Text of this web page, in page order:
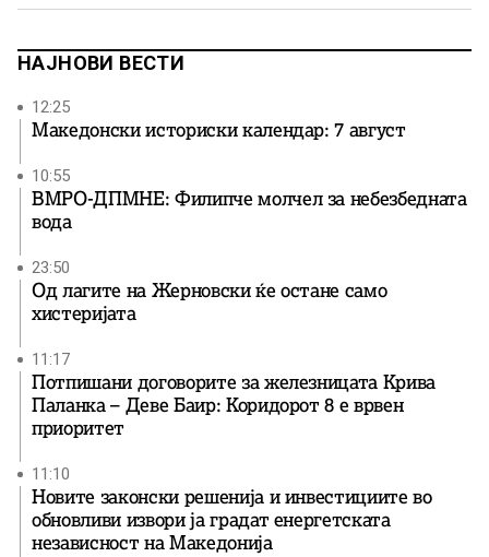
НАЈНОВИ ВЕСТИ
12:25
Македонски историски календар: 7 август
10:55
ВМРО-ДПМНЕ: Филипче молчел за небезбедната
вода
23:50
Од лагите на Жерновски ќе остане само
хистеријата
11:17
Потпишани договорите за железницата Крива
Паланка – Деве Баир: Коридорот 8 е врвен
приоритет
11:10
Новите законски решенија и инвестициите во
обновливи извори ја градат енергетската
независност на Македонија